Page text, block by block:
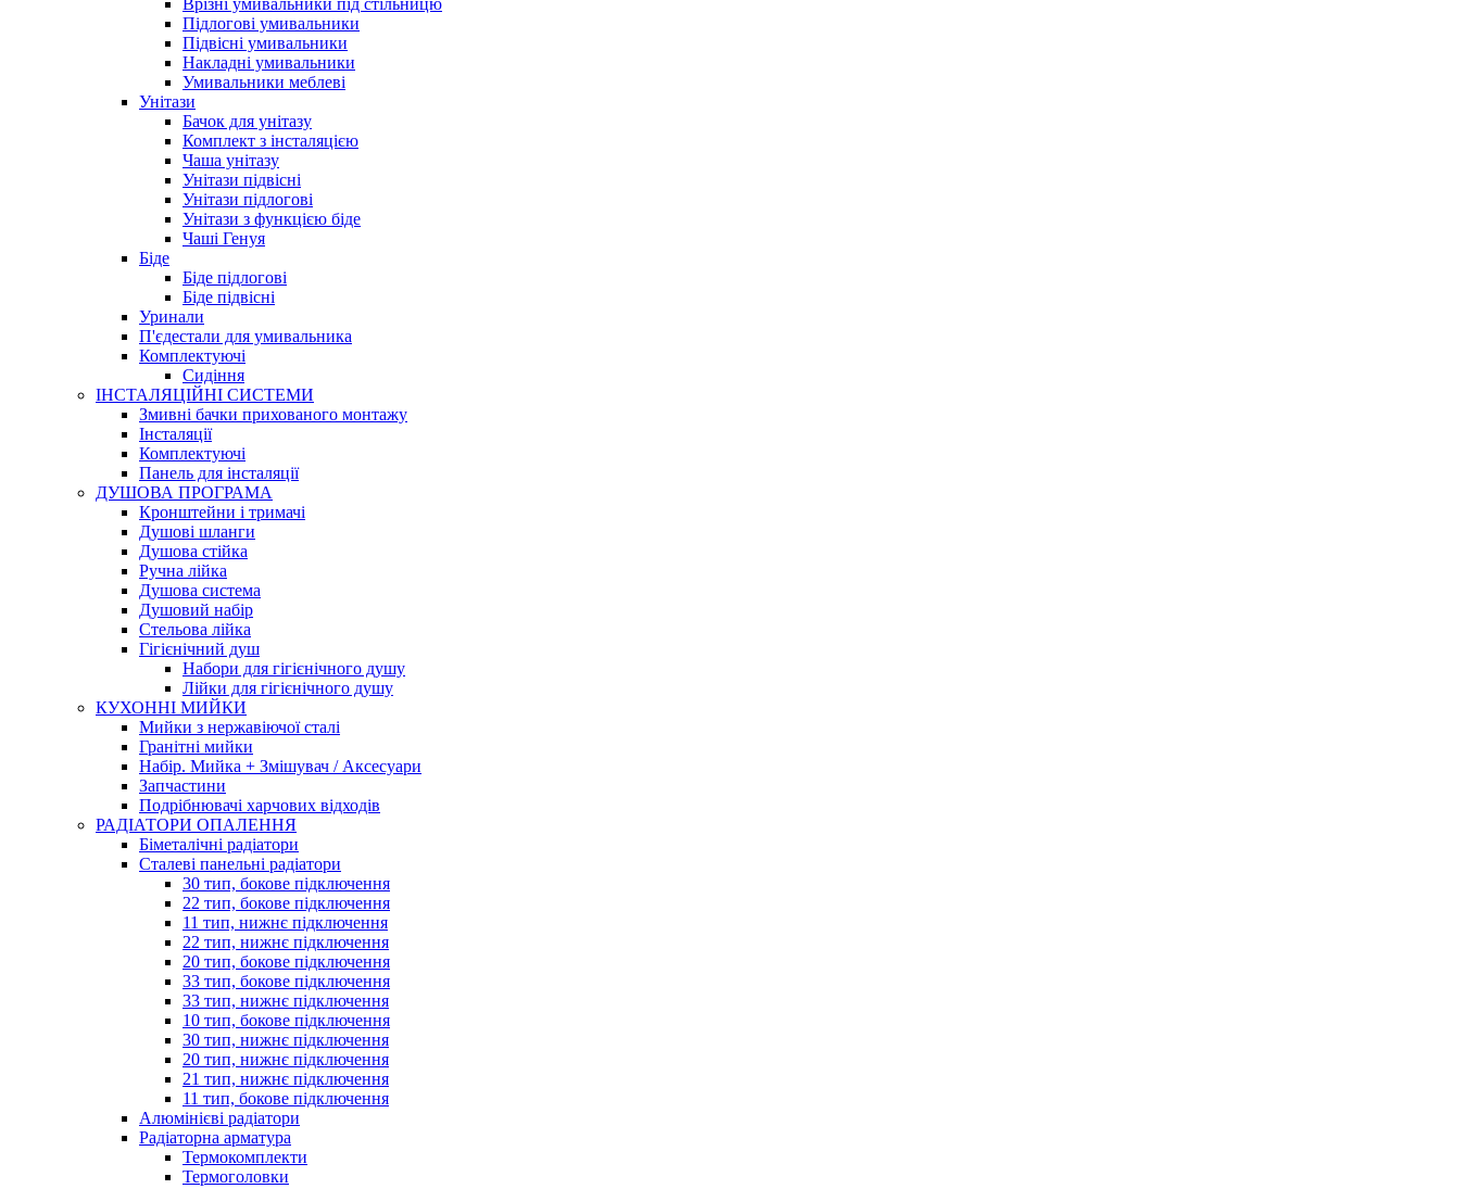
Врізні умивальники під стільницю
Підлогові умивальники
Підвісні умивальники
Накладні умивальники
Умивальники меблеві
Унітази
Бачок для унітазу
Комплект з інсталяцією
Чаша унітазу
Унітази підвісні
Унітази підлогові
Унітази з функцією біде
Чаші Генуя
Біде
Біде підлогові
Біде підвісні
Уринали
П'єдестали для умивальника
Комплектуючі
Сидіння
ІНСТАЛЯЦІЙНІ СИСТЕМИ
Змивні бачки прихованого монтажу
Інсталяції
Комплектуючі
Панель для інсталяції
ДУШОВА ПРОГРАМА
Кронштейни і тримачі
Душові шланги
Душова стійка
Ручна лійка
Душова система
Душовий набір
Стельова лійка
Гігієнічний душ
Набори для гігієнічного душу
Лійки для гігієнічного душу
КУХОННІ МИЙКИ
Мийки з нержавіючої сталі
Гранітні мийки
Набір. Мийка + Змішувач / Аксесуари
Запчастини
Подрібнювачі харчових відходів
РАДІАТОРИ ОПАЛЕННЯ
Біметалічні радіатори
Сталеві панельні радіатори
30 тип, бокове підключення
22 тип, бокове підключення
11 тип, нижнє підключення
22 тип, нижнє підключення
20 тип, бокове підключення
33 тип, бокове підключення
33 тип, нижнє підключення
10 тип, бокове підключення
30 тип, нижнє підключення
20 тип, нижнє підключення
21 тип, нижнє підключення
11 тип, бокове підключення
Алюмінієві радіатори
Радіаторна арматура
Термокомплекти
Термоголовки